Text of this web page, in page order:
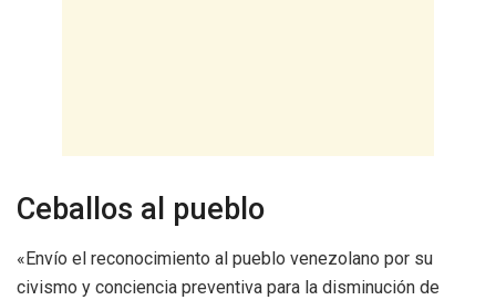
Ceballos al pueblo
«Envío el reconocimiento al pueblo venezolano por su
civismo y conciencia preventiva para la disminución de